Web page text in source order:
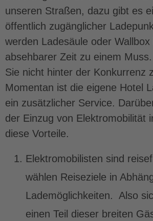
unseren Straßen, dazu gibt es
öffentlich zugänglicher
werden Ladesäule oder Wallbox
absehbarer Zeit zu einem
Sie nicht hinter der Konkurrenz
Momentan ist die eigene Hotel
ein zusätzlicher Service.
der Einzug von Elektromobilität
diese Vorteile.
Elektromobilisten sind
wählen Reiseziele in
Lademöglichkeiten. Also
einen Teil dieser breiten